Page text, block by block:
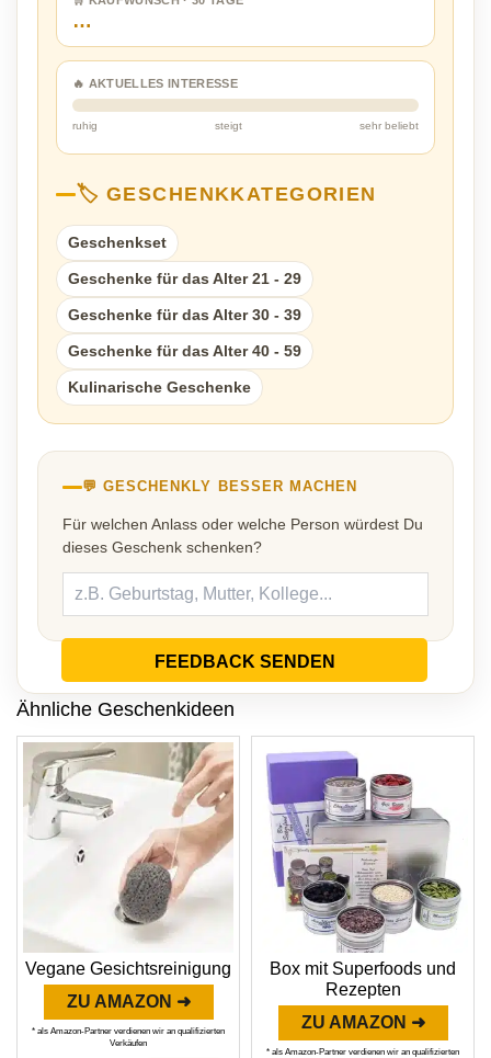
…
🔥 AKTUELLES INTERESSE
ruhig steigt sehr beliebt
🏷️ GESCHENKKATEGORIEN
Geschenkset
Geschenke für das Alter 21 - 29
Geschenke für das Alter 30 - 39
Geschenke für das Alter 40 - 59
Kulinarische Geschenke
💬 GESCHENKLY BESSER MACHEN
Für welchen Anlass oder welche Person würdest Du
dieses Geschenk schenken?
FEEDBACK SENDEN
Ähnliche Geschenkideen
Vegane Gesichtsreinigung
ZU AMAZON ➜
* als Amazon-Partner verdienen wir an qualifizierten
Verkäufen
Box mit Superfoods und
Rezepten
ZU AMAZON ➜
* als Amazon-Partner verdienen wir an qualifizierten